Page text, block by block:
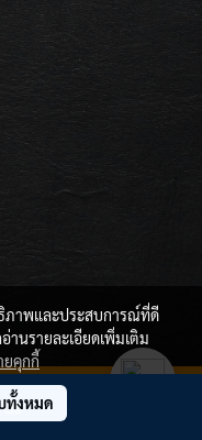
ปภาพมีลิขสิทธิ์ ห้ามมิให้
ก่อนได้รับอนุญาต
ภาพและประสบการณ์ที่ดี
านรายละเอียดเพิ่มเติม
ยคุกกี้
ทั้งหมด